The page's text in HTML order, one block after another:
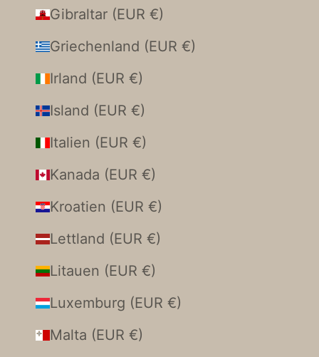
Gibraltar (EUR €)
Griechenland (EUR €)
Irland (EUR €)
Island (EUR €)
Italien (EUR €)
Kanada (EUR €)
Kroatien (EUR €)
Lettland (EUR €)
Litauen (EUR €)
Luxemburg (EUR €)
Malta (EUR €)